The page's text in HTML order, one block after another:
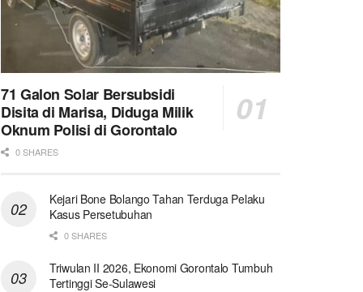
71 Galon Solar Bersubsidi
Disita di Marisa, Diduga Milik
Oknum Polisi di Gorontalo
0 SHARES
Kejari Bone Bolango Tahan Terduga Pelaku
Kasus Persetubuhan
0 SHARES
Triwulan II 2026, Ekonomi Gorontalo Tumbuh
Tertinggi Se-Sulawesi